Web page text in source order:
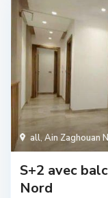
all, Ain Zaghouan
S+2 avec
Nord